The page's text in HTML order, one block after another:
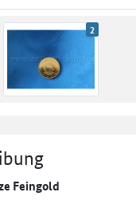
2
Feingold